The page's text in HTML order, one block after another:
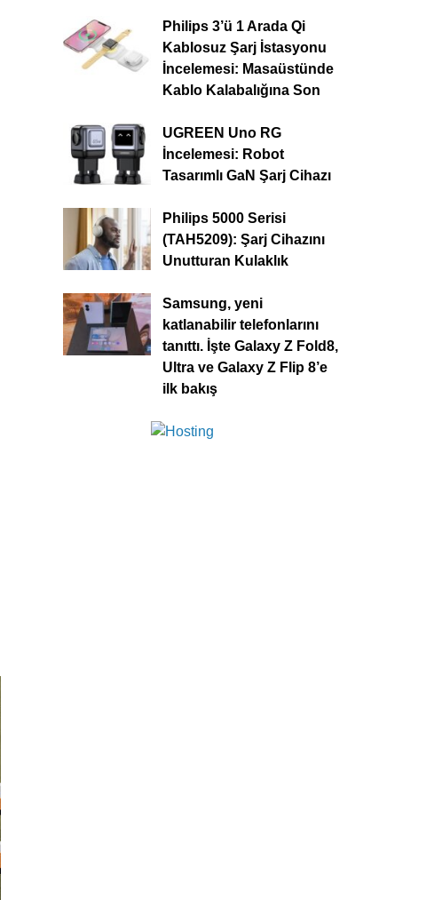
Philips 3’ü 1 Arada Qi
Kablosuz Şarj İstasyonu
İncelemesi: Masaüstünde
Kablo Kalabalığına Son
UGREEN Uno RG
İncelemesi: Robot
Tasarımlı GaN Şarj Cihazı
Philips 5000 Serisi
(TAH5209): Şarj Cihazını
Unutturan Kulaklık
Samsung, yeni
katlanabilir telefonlarını
tanıttı. İşte Galaxy Z Fold8,
Ultra ve Galaxy Z Flip 8’e
ilk bakış